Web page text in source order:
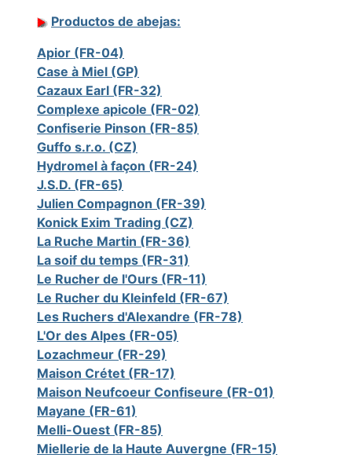
Productos de abejas:
Apior (FR-04)
Case à Miel (GP)
Cazaux Earl (FR-32)
Complexe apicole (FR-02)
Confiserie Pinson (FR-85)
Guffo s.r.o. (CZ)
Hydromel à façon (FR-24)
J.S.D. (FR-65)
Julien Compagnon (FR-39)
Konick Exim Trading (CZ)
La Ruche Martin (FR-36)
La soif du temps (FR-31)
Le Rucher de l'Ours (FR-11)
Le Rucher du Kleinfeld (FR-67)
Les Ruchers d'Alexandre (FR-78)
L'Or des Alpes (FR-05)
Lozachmeur (FR-29)
Maison Crétet (FR-17)
Maison Neufcoeur Confiseure (FR-01)
Mayane (FR-61)
Melli-Ouest (FR-85)
Miellerie de la Haute Auvergne (FR-15)